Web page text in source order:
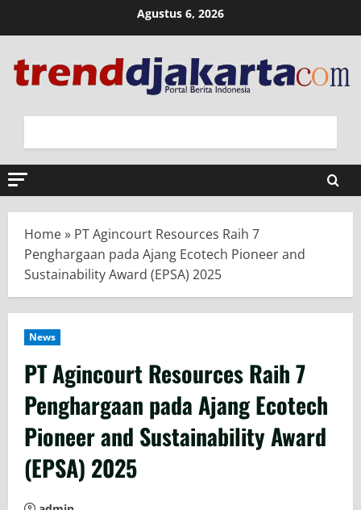
Agustus 6, 2026
Home» PT Agincourt Resources Raih 7
Penghargaan pada Ajang Ecotech Pioneer and
Sustainability Award (EPSA) 2025
News
PT Agincourt Resources Raih 7
Penghargaan pada Ajang Ecotech
Pioneer and Sustainability Award
(EPSA) 2025